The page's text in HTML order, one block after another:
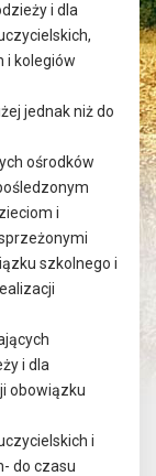
i dla
i kolegiów
jednak niż do
ośrodków
i
szkolnego i
i dla
obowiązku
i
do czasu